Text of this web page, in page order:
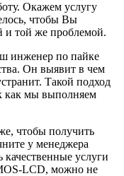
Окажем услугу
чтобы Вы
и той же проблемой.
инженер по пайке
Он выявит в чем
Такой подход
как мы выполняем
чтобы получить
у менеджера
качественные услуги
LCD, можно не